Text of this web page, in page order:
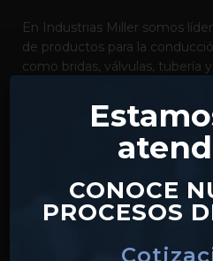
En Industrias Miller somos
de productos para la
como bridas, válvulas, tubería
nuestros centros en Monterrey
realizamos envíos a clientes
CONOCE
PROCESOS